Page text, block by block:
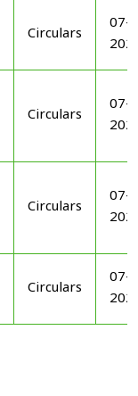
Circulars
07-
Circulars
07-
Circulars
07-
Circulars
07-